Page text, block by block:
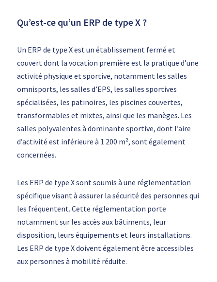
Qu’est-ce qu’un ERP de type X ?
Un ERP de type X est un établissement fermé et
couvert dont la vocation première est la pratique d’une
activité physique et sportive, notamment les salles
omnisports, les salles d’EPS, les salles sportives
spécialisées, les patinoires, les piscines couvertes,
transformables et mixtes, ainsi que les manèges. Les
salles polyvalentes à dominante sportive, dont l’aire
d’activité est inférieure à 1 200 m², sont également
concernées.
Les ERP de type X sont soumis à une réglementation
spécifique visant à assurer la sécurité des personnes qui
les fréquentent. Cette réglementation porte
notamment sur les accès aux bâtiments, leur
disposition, leurs équipements et leurs installations.
Les ERP de type X doivent également être accessibles
aux personnes à mobilité réduite.